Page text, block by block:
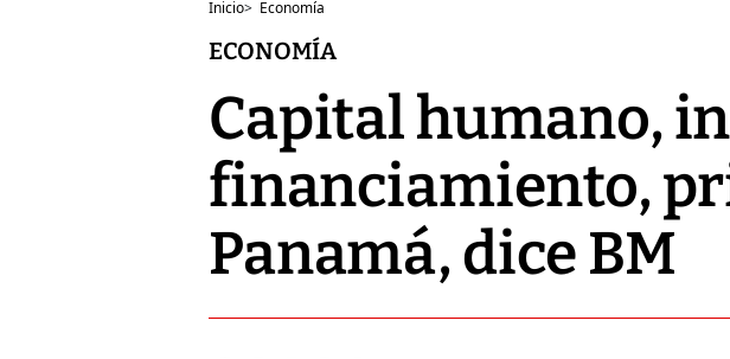
Inicio> Economía
ECONOMÍA
Capital humano,
financiamiento,
Panamá, dice BM